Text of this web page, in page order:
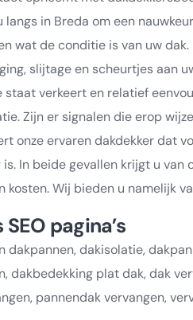
langs in Breda om een
wat de conditie is van uw
slijtage en scheurtjes aan
staat verkeert en relatief
Zijn er signalen die erop
onze ervaren dakdekker dat
is. In beide gevallen krijgt u
kosten. Wij bieden u namelijk
pagina’s
dakpannen, dakisolatie,
dakbedekking plat dak, dak
pannendak vervangen,